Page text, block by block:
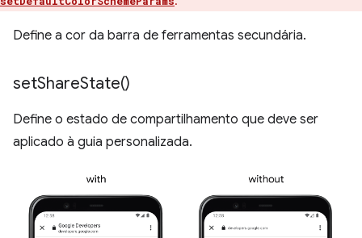
Define a cor da barra de ferramentas secundária.
setShareState()
Define o estado de compartilhamento que deve ser
aplicado à guia personalizada.